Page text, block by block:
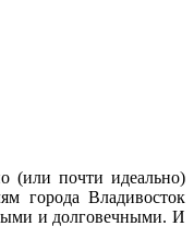
(или почти идеально)
города Владивосток
и долговечными. И